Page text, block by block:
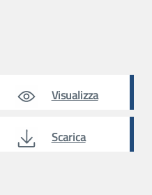
Visualizza
Scarica